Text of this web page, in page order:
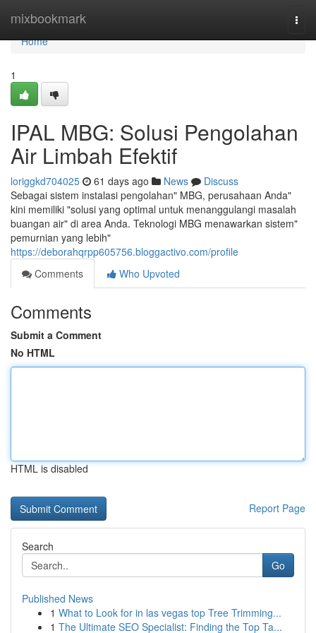
mixbookmark
Home
Home
1
IPAL MBG: Solusi Pengolahan
Air Limbah Efektif
loriggkd704025 61 days ago News
Discuss
Sebagai sistem instalasi pengolahan" MBG, perusahaan Anda"
kini memiliki "solusi yang optimal untuk menanggulangi masalah
buangan air" di area Anda. Teknologi MBG menawarkan sistem"
pemurnian yang lebih"
https://deborahqrpp605756.bloggactivo.com/profile
Comments
Who Upvoted
Comments
Submit a Comment
No HTML
HTML is disabled
Report Page
Search
Go
Published News
1 What to Look for in las vegas top Tree Trimming...
1 The Ultimate SEO Specialist: Finding the Top Ta...